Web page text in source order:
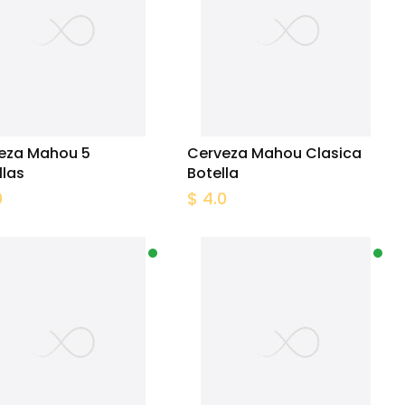
Mahou 5
Cerveza Mahou Clasica
Botella
$ 4.0
In Stock In